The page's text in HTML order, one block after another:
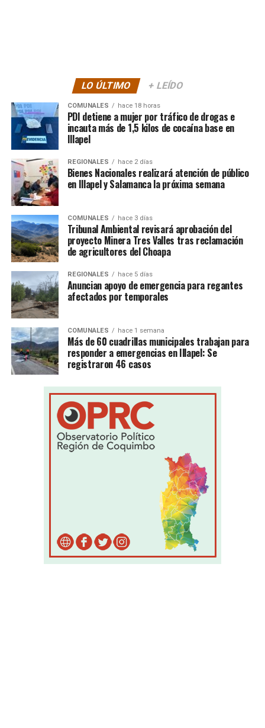
LO ÚLTIMO + LEÍDO
COMUNALES hace 18 horas
PDI detiene a mujer por tráfico de drogas e
incauta más de 1,5 kilos de cocaína base en
Illapel
REGIONALES hace 2 días
Bienes Nacionales realizará atención de público
en Illapel y Salamanca la próxima semana
COMUNALES hace 3 días
Tribunal Ambiental revisará aprobación del
proyecto Minera Tres Valles tras reclamación
de agricultores del Choapa
REGIONALES hace 5 días
Anuncian apoyo de emergencia para regantes
afectados por temporales
COMUNALES hace 1 semana
Más de 60 cuadrillas municipales trabajan para
responder a emergencias en Illapel: Se
registraron 46 casos